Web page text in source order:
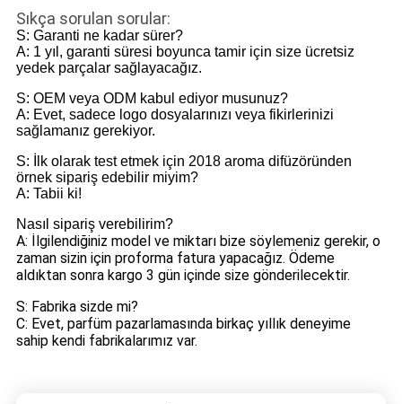
Sıkça sorulan sorular:
S: Garanti ne kadar sürer?
A: 1 yıl, garanti süresi boyunca tamir için size ücretsiz
yedek parçalar sağlayacağız.
S: OEM veya ODM kabul ediyor musunuz?
A: Evet, sadece logo dosyalarınızı veya fikirlerinizi
sağlamanız gerekiyor.
S: İlk olarak test etmek için 2018 aroma difüzöründen
örnek sipariş edebilir miyim?
A: Tabii ki!
Nasıl sipariş verebilirim?
A: İlgilendiğiniz model ve miktarı bize söylemeniz gerekir, o
zaman sizin için proforma fatura yapacağız. Ödeme
aldıktan sonra kargo 3 gün içinde size gönderilecektir.
S: Fabrika sizde mi?
C: Evet, parfüm pazarlamasında birkaç yıllık deneyime
sahip kendi fabrikalarımız var.